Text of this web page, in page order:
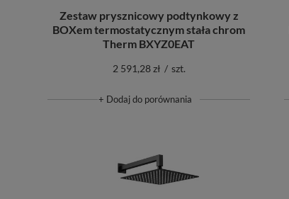
Zestaw prysznicowy podtynkowy z
BOXem termostatycznym stała chrom
Therm BXYZ0EAT
2 591,28 zł / szt.
+ Dodaj do porównania